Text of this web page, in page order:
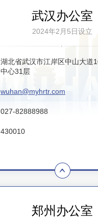
武汉办公室
2024年2月5日设立
湖北省武汉市江岸区中山大道
中心31层
wuhan@myhrtr.com
027-82888988
430010
郑州办公室